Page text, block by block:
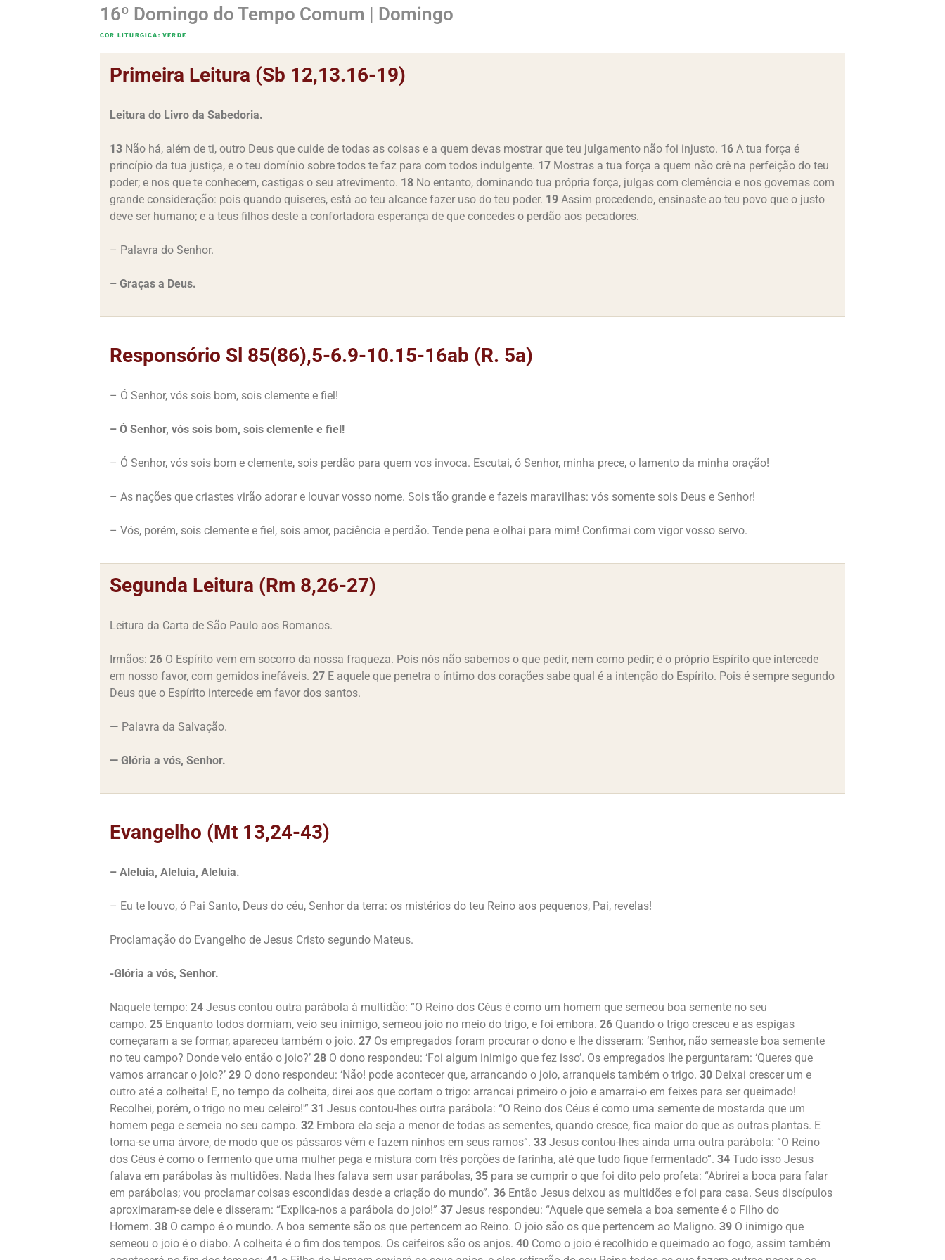
16º Domingo do Tempo Comum | Domingo
COR LITÚRGICA: VERDE
Primeira Leitura (Sb 12,13.16-19)
Leitura do Livro da Sabedoria.
13 Não há, além de ti, outro Deus que cuide de todas as coisas e a quem devas mostrar que teu julgamento não foi injusto. 16 A tua força é
princípio da tua justiça, e o teu domínio sobre todos te faz para com todos indulgente. 17 Mostras a tua força a quem não crê na perfeição do teu
poder; e nos que te conhecem, castigas o seu atrevimento. 18 No entanto, dominando tua própria força, julgas com clemência e nos governas com
grande consideração: pois quando quiseres, está ao teu alcance fazer uso do teu poder. 19 Assim procedendo, ensinaste ao teu povo que o justo
deve ser humano; e a teus filhos deste a confortadora esperança de que concedes o perdão aos pecadores.
– Palavra do Senhor.
– Graças a Deus.
Responsório Sl 85(86),5-6.9-10.15-16ab (R. 5a)
– Ó Senhor, vós sois bom, sois clemente e fiel!
– Ó Senhor, vós sois bom, sois clemente e fiel!
– Ó Senhor, vós sois bom e clemente, sois perdão para quem vos invoca. Escutai, ó Senhor, minha prece, o lamento da minha oração!
– As nações que criastes virão adorar e louvar vosso nome. Sois tão grande e fazeis maravilhas: vós somente sois Deus e Senhor!
– Vós, porém, sois clemente e fiel, sois amor, paciência e perdão. Tende pena e olhai para mim! Confirmai com vigor vosso servo.
Segunda Leitura (Rm 8,26-27)
Leitura da Carta de São Paulo aos Romanos.
Irmãos: 26 O Espírito vem em socorro da nossa fraqueza. Pois nós não sabemos o que pedir, nem como pedir; é o próprio Espírito que intercede
em nosso favor, com gemidos inefáveis. 27 E aquele que penetra o íntimo dos corações sabe qual é a intenção do Espírito. Pois é sempre segundo
Deus que o Espírito intercede em favor dos santos.
— Palavra da Salvação.
— Glória a vós, Senhor.
Evangelho (Mt 13,24-43)
– Aleluia, Aleluia, Aleluia.
– Eu te louvo, ó Pai Santo, Deus do céu, Senhor da terra: os mistérios do teu Reino aos pequenos, Pai, revelas!
Proclamação do Evangelho de Jesus Cristo segundo Mateus.
-Glória a vós, Senhor.
Naquele tempo: 24 Jesus contou outra parábola à multidão: “O Reino dos Céus é como um homem que semeou boa semente no seu
campo. 25 Enquanto todos dormiam, veio seu inimigo, semeou joio no meio do trigo, e foi embora. 26 Quando o trigo cresceu e as espigas
começaram a se formar, apareceu também o joio. 27 Os empregados foram procurar o dono e lhe disseram: ‘Senhor, não semeaste boa semente
no teu campo? Donde veio então o joio?’ 28 O dono respondeu: ‘Foi algum inimigo que fez isso’. Os empregados lhe perguntaram: ‘Queres que
vamos arrancar o joio?’ 29 O dono respondeu: ‘Não! pode acontecer que, arrancando o joio, arranqueis também o trigo. 30 Deixai crescer um e
outro até a colheita! E, no tempo da colheita, direi aos que cortam o trigo: arrancai primeiro o joio e amarrai-o em feixes para ser queimado!
Recolhei, porém, o trigo no meu celeiro!'” 31 Jesus contou-lhes outra parábola: “O Reino dos Céus é como uma semente de mostarda que um
homem pega e semeia no seu campo. 32 Embora ela seja a menor de todas as sementes, quando cresce, fica maior do que as outras plantas. E
torna-se uma árvore, de modo que os pássaros vêm e fazem ninhos em seus ramos”. 33 Jesus contou-lhes ainda uma outra parábola: “O Reino
dos Céus é como o fermento que uma mulher pega e mistura com três porções de farinha, até que tudo fique fermentado”. 34 Tudo isso Jesus
falava em parábolas às multidões. Nada lhes falava sem usar parábolas, 35 para se cumprir o que foi dito pelo profeta: “Abrirei a boca para falar
em parábolas; vou proclamar coisas escondidas desde a criação do mundo”. 36 Então Jesus deixou as multidões e foi para casa. Seus discípulos
aproximaram-se dele e disseram: “Explica-nos a parábola do joio!” 37 Jesus respondeu: “Aquele que semeia a boa semente é o Filho do
Homem. 38 O campo é o mundo. A boa semente são os que pertencem ao Reino. O joio são os que pertencem ao Maligno. 39 O inimigo que
semeou o joio é o diabo. A colheita é o fim dos tempos. Os ceifeiros são os anjos. 40 Como o joio é recolhido e queimado ao fogo, assim também